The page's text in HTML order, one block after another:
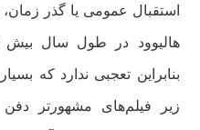
استقبال عمومی یا گذر
هالیوود در طول سال بیش
بنابراین تعجبی ندارد که
زیر فیلم‌های مشهورتر